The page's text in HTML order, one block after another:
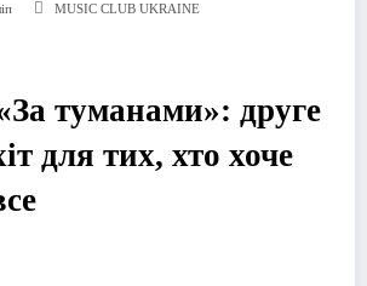
MUSIC CLUB UKRAINE
туманами»: друге
для тих, хто хоче